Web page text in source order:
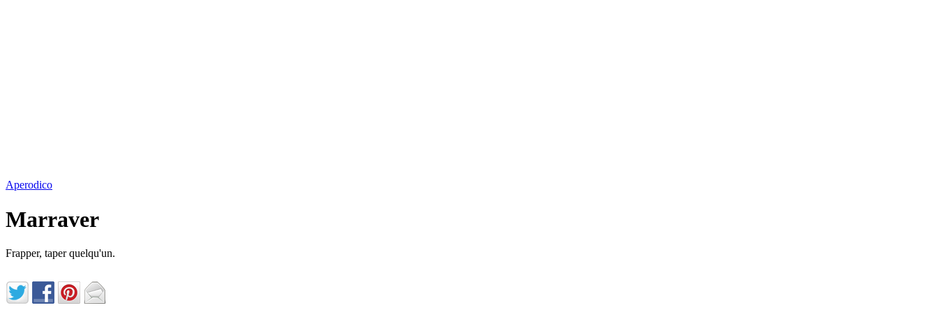
Aperodico
Marraver
Frapper, taper quelqu'un.